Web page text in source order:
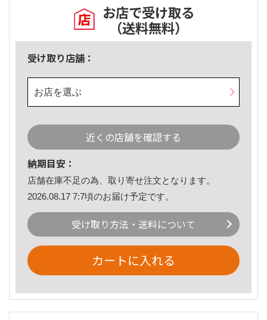
お店で受け取る
（送料無料）
受け取り店舗：
お店を選ぶ
近くの店舗を確認する
納期目安：
店舗在庫不足の為、取り寄せ注文となります。
2026.08.17 7:7頃のお届け予定です。
受け取り方法・送料について
カートに入れる